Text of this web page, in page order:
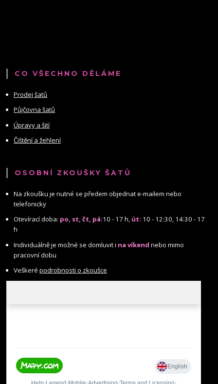
CO VŠECHNO DĚLÁME
Prodej šatů
Půjčovna šatů
Úpravy a šití
Čištění a žehlení
OSOBNÍ ZKOUŠKY ŠATŮ
Na zkoušku je nutné se předem objednat e-mailem nebo
telefonicky
Otevírací doba: po, st, čt, pá:10 - 17 h, út: 10 - 12:30, 14:30 - 17
h
Individuálně je možné se domluvit i na víkend nebo mimo
pracovní dobu
Veškerépodrobnosti o zkoušce